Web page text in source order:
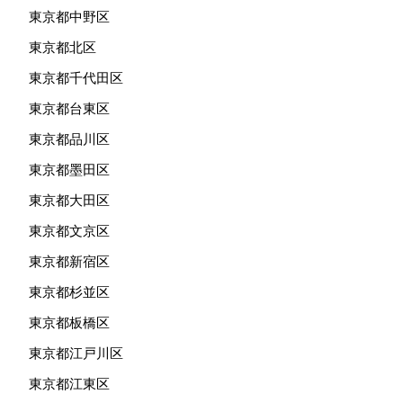
東京都中野区
東京都北区
東京都千代田区
東京都台東区
東京都品川区
東京都墨田区
東京都大田区
東京都文京区
東京都新宿区
東京都杉並区
東京都板橋区
東京都江戸川区
東京都江東区